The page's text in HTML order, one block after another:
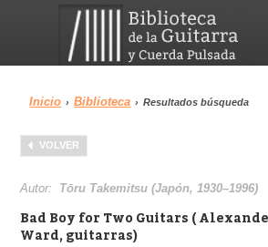
Menu
Biblioteca
Inicio › Biblioteca › Resultados búsqueda
VOLVER
Autor: Tōru Takemitsu (Japón, 1930–1996)
Bad Boy for Two Guitars (
Ward, guitarras)